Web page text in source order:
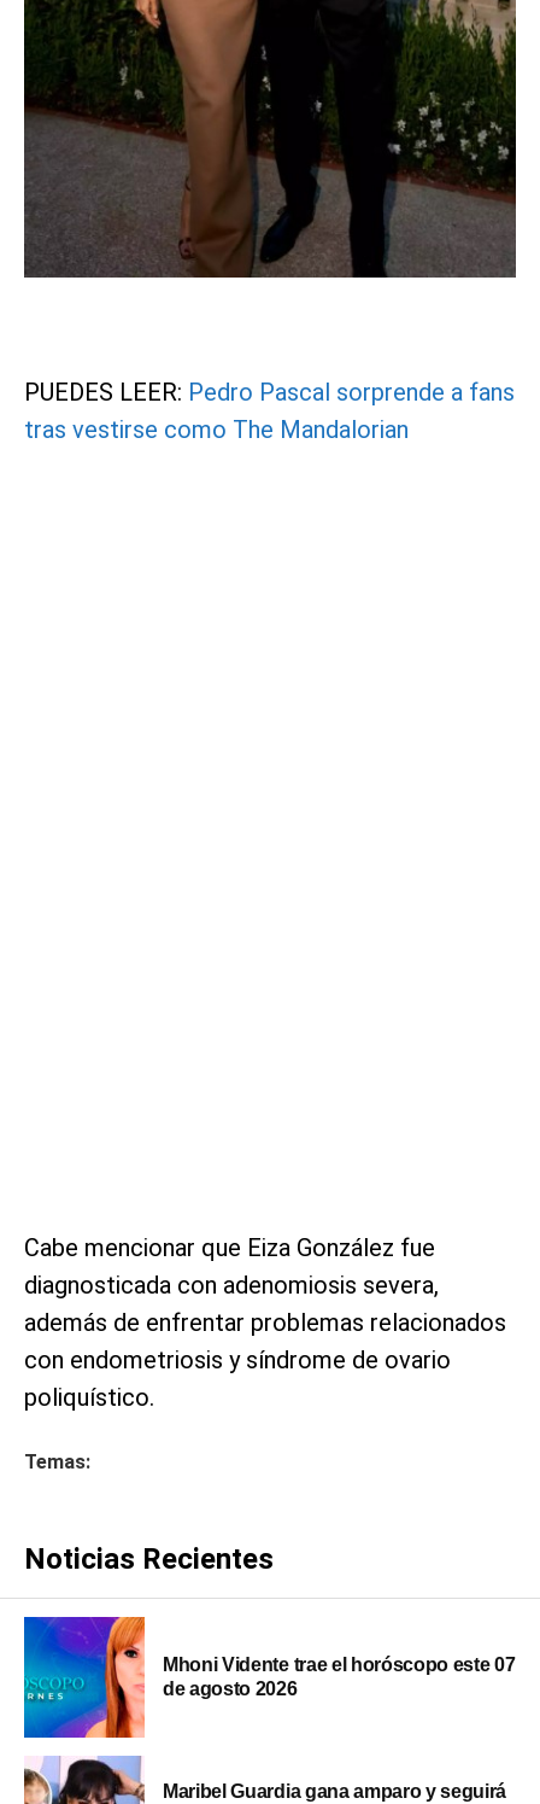
PUEDES LEER: Pedro Pascal sorprende a fans
tras vestirse como The Mandalorian
Cabe mencionar que Eiza González fue
diagnosticada con adenomiosis severa,
además de enfrentar problemas relacionados
con endometriosis y síndrome de ovario
poliquístico.
Temas:
Noticias Recientes
Mhoni Vidente trae el horóscopo este 07
de agosto 2026
Maribel Guardia gana amparo y seguirá